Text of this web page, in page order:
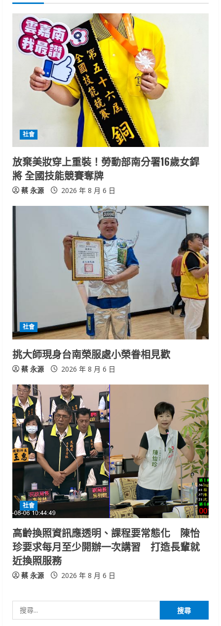
u
e
R
n
g
社會
放棄美妝穿上重裝！勞動部南分署16歲女銲
將 全國技能競賽奪牌
蔡 永源 2026 年 8 月 6 日
社會
挑大師現身台南榮服處小榮眷相見歡
蔡 永源 2026 年 8 月 6 日
社會
高齡換照資訊應透明、課程要常態化 陳怡
珍要求每月至少開辦一次講習 打造長輩就
近換照服務
蔡 永源 2026 年 8 月 6 日
尋